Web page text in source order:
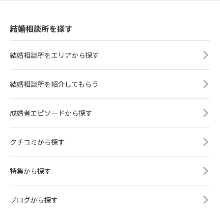
結婚相談所を探す
結婚相談所をエリアから探す
結婚相談所を紹介してもらう
成婚者エピソードから探す
クチコミから探す
特集から探す
ブログから探す